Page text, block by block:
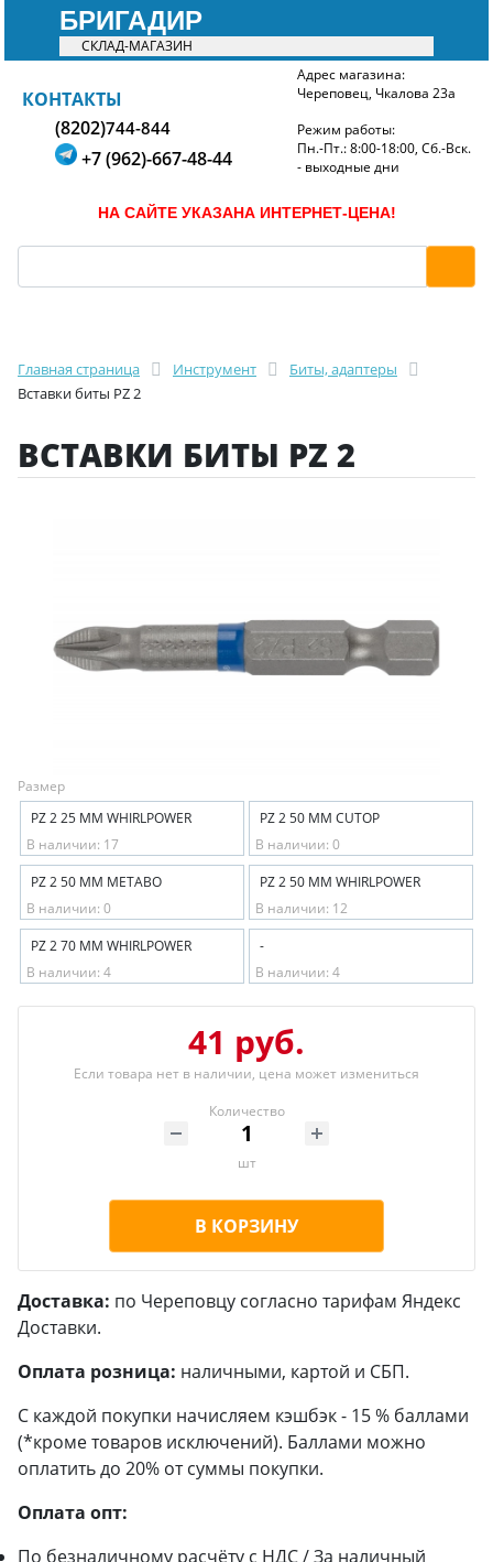
БРИГАДИР
СКЛАД-МАГАЗИН
БРИГАДИР
КОНТАКТЫ
(8202)744-844
+7 (962)-667-48-44
Адрес магазина:
Череповец, Чкалова 23а
Режим работы:
Пн.-Пт.: 8:00-18:00, Сб.-Вск.
- выходные дни
НА САЙТЕ УКАЗАНА ИНТЕРНЕТ-ЦЕНА!
Главная страница Инструмент
Биты, адаптеры
Вставки биты PZ 2
ВСТАВКИ БИТЫ PZ 2
Размер
PZ 2 25 ММ WHIRLPOWER
В наличии: 17
PZ 2 50 ММ CUTOP
В наличии: 0
PZ 2 50 ММ METABO
В наличии: 0
PZ 2 50 ММ WHIRLPOWER
В наличии: 12
PZ 2 70 ММ WHIRLPOWER
В наличии: 4
-
В наличии: 4
41 руб.
Если товара нет в наличии, цена может измениться
Количество
шт
В КОРЗИНУ
Доставка: по Череповцу согласно тарифам Яндекс
Доставки.
Оплата розница: наличными, картой и СБП.
С каждой покупки начисляем кэшбэк - 15 % баллами
(*кроме товаров исключений). Баллами можно
оплатить до 20% от суммы покупки.
Оплата опт:
По безналичному расчёту с НДС / За наличный